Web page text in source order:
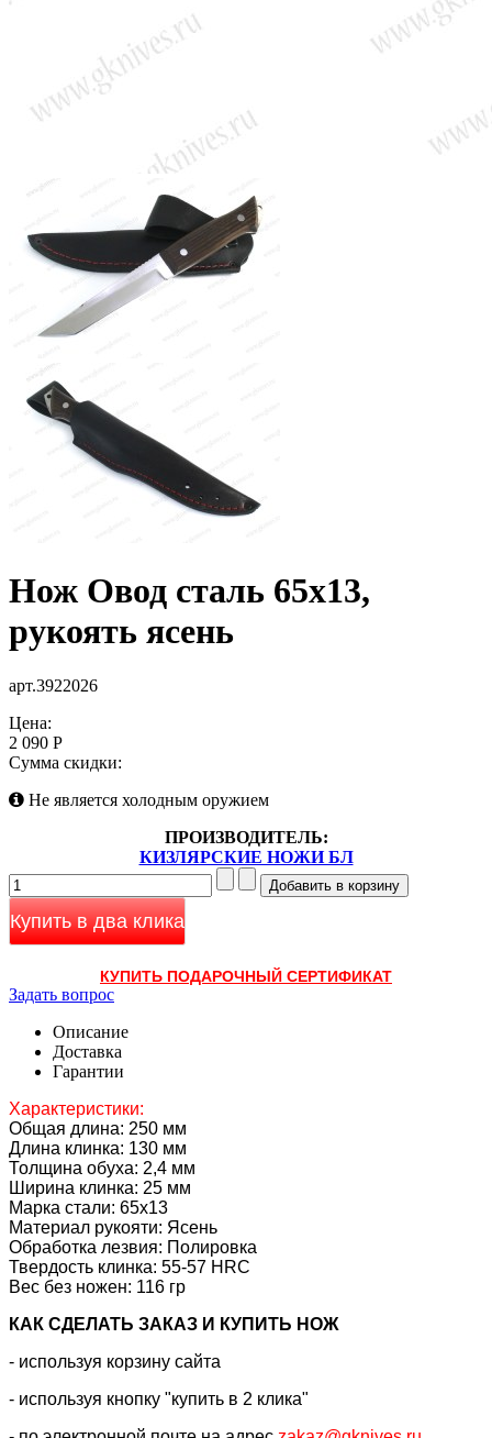
Нож Овод сталь 65х13,
рукоять ясень
арт.3922026
Цена:
2 090 Р
Сумма скидки:
Не является холодным оружием
ПРОИЗВОДИТЕЛЬ:
КИЗЛЯРСКИЕ НОЖИ БЛ
Купить в два клика
КУПИТЬ ПОДАРОЧНЫЙ СЕРТИФИКАТ
Задать вопрос
Описание
Доставка
Гарантии
Характеристики:
Общая длина: 250 мм
Длина клинка: 130 мм
Толщина обуха: 2,4 мм
Ширина клинка: 25 мм
Марка стали: 65х13
Материал рукояти: Ясень
Обработка лезвия: Полировка
Твердость клинка: 55-57 HRC
Вес без ножен: 116 гр
КАК CДЕЛАТЬ ЗАКАЗ И КУПИТЬ НОЖ
- используя корзину сайта
- используя кнопку "купить в 2 клика"